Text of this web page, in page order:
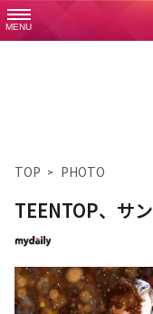
MENU
TOP PHOTO
TEENTOP、サ